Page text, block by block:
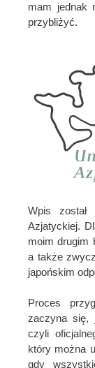
mam jednak
przybliżyć.
Wpis
Azjatyckiej.
moim drugim
a także
japońskim
Proces
zaczyna się,
czyli
który można
gdy